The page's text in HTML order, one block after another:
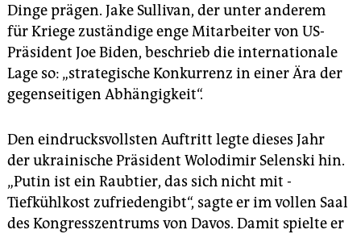
Dinge prägen. Jake Sullivan, der unter anderem
für Kriege zuständige enge Mitarbeiter von US-
Präsident Joe Biden, beschrieb die internationale
Lage so: „strategische Konkurrenz in einer Ära der
gegenseitigen Abhängigkeit“.
Den eindrucksvollsten Auftritt legte dieses Jahr
der ukrainische Präsident Wolodimir Selenski hin.
„Putin ist ein Raubtier, das sich nicht mit ­
Tiefkühlkost zufriedengibt“, sagte er im vollen Saal
des Kongress­zentrums von Davos. Damit spielte er